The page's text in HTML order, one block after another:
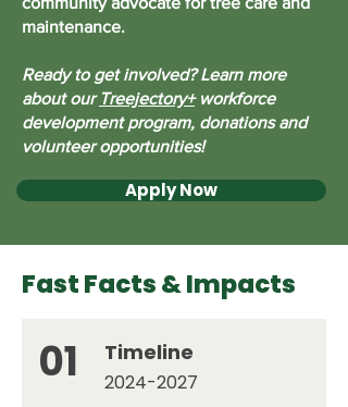
maintenance.
Ready to get involved? Learn more
about our Treejectory+workforce
development program, donations and
volunteer opportunities!
Apply Now
Fast Facts & Impacts
01 Timeline
2024-2027